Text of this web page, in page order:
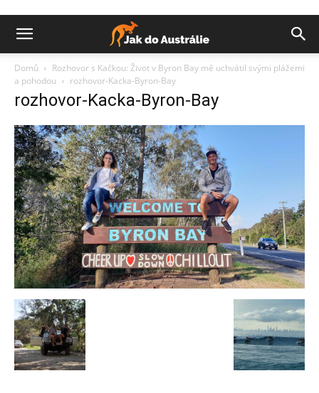
Domů
Rozhovor s Kačkou: Život v Byron Bay mě uchvátil svými plážemi
a pohodou
rozhovor-Kacka-Byron-Bay
rozhovor-Kacka-Byron-Bay